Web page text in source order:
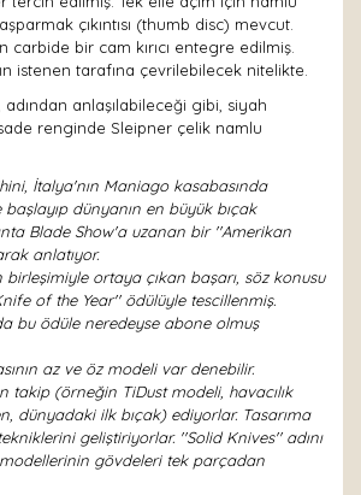
çıkıntısı (thumb disc) mevcut.
carbide bir cam kırıcı entegre edilmiş.
istenen tarafına çevrilebilecek nitelikte.
adından anlaşılabileceği gibi, siyah
renginde Sleipner çelik namlu
İtalya'nın Maniago kasabasında
başlayıp dünyanın en büyük bıçak
Blade Show'a uzanan bir ''Amerikan
anlatıyor.
birleşimiyle ortaya çıkan başarı, söz konusu
of the Year'' ödülüyle tescillenmiş.
bu ödüle neredeyse abone olmuş
az ve öz modeli var denebilir.
takip (örneğin TiDust modeli, havacılık
dünyadaki ilk bıçak) ediyorlar. Tasarıma
geliştiriyorlar. ''Solid Knives'' adını
modellerinin gövdeleri tek parçadan